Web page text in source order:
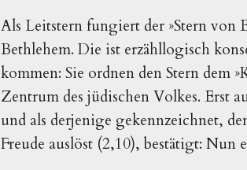
Als Leitstern fungiert der »Stern von
Bethlehem. Die ist erzähllogisch
kommen: Sie ordnen den Stern dem
Zentrum des jüdischen Volkes. Erst
und als derjenige gekennzeichnet,
Freude auslöst (2,10), bestätigt: